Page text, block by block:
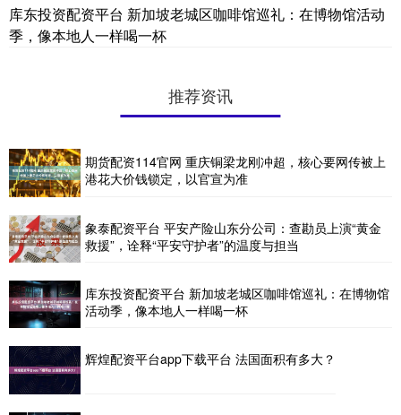
库东投资配资平台 新加坡老城区咖啡馆巡礼：在博物馆活动
季，像本地人一样喝一杯
推荐资讯
期货配资114官网 重庆铜梁龙刚冲超，核心要网传被上
港花大价钱锁定，以官宣为准
象泰配资平台 平安产险山东分公司：查勘员上演“黄金
救援”，诠释“平安守护者”的温度与担当
库东投资配资平台 新加坡老城区咖啡馆巡礼：在博物馆
活动季，像本地人一样喝一杯
辉煌配资平台app下载平台 法国面积有多大？